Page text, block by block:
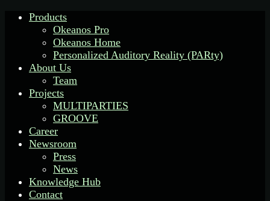
Products
Okeanos Pro
Okeanos Home
Personalized Auditory Reality (PARty)
About Us
Team
Projects
MULTIPARTIES
GROOVE
Career
Newsroom
Press
News
Knowledge Hub
Contact